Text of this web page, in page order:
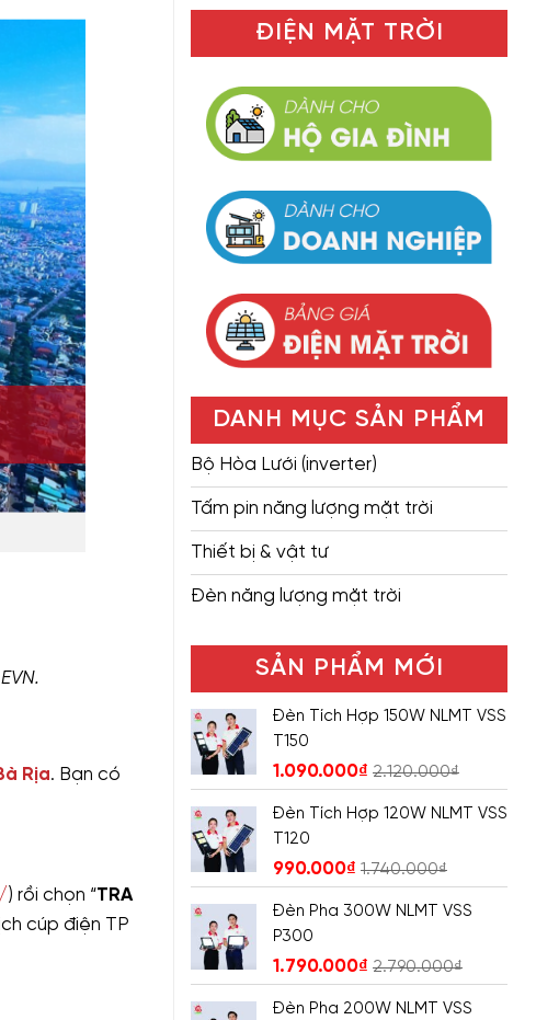
Rịa. Bạn có
) rồi chọn “TRA
cúp điện TP
ĐIỆN MẶT TRỜI
DANH MỤC SẢN PHẨM
Bộ Hòa Lưới (inverter)
Tấm pin năng lượng mặt trời
Thiết bị & vật tư
Đèn năng lượng mặt trời
SẢN PHẨM MỚI
Đèn Tích Hợp 150W NLMT VSS
T150
1.090.000₫ 2.120.000₫
Đèn Tích Hợp 120W NLMT VSS
T120
990.000₫ 1.740.000₫
Đèn Pha 300W NLMT VSS
P300
1.790.000₫ 2.790.000₫
Đèn Pha 200W NLMT VSS